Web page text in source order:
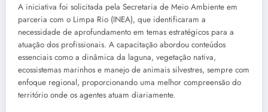
A iniciativa foi solicitada pela Secretaria de Meio Ambiente em
parceria com o Limpa Rio (INEA), que identificaram a
necessidade de aprofundamento em temas estratégicos para a
atuação dos profissionais. A capacitação abordou conteúdos
essenciais como a dinâmica da laguna, vegetação nativa,
ecossistemas marinhos e manejo de animais silvestres, sempre com
enfoque regional, proporcionando uma melhor compreensão do
território onde os agentes atuam diariamente.